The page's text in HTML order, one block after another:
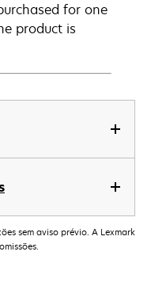
for one
product is
sem aviso prévio. A Lexmark